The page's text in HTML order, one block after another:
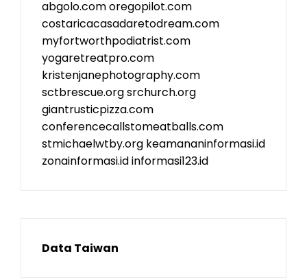
abgolo.comoregopilot.com
costaricacasadaretodream.com
myfortworthpodiatrist.com
yogaretreatpro.com
kristenjanephotography.com
sctbrescue.orgsrchurch.org
giantrusticpizza.com
conferencecallstomeatballs.com
stmichaelwtby.org keamananinformasi.id
zonainformasi.idinformasi123.id
Data Taiwan